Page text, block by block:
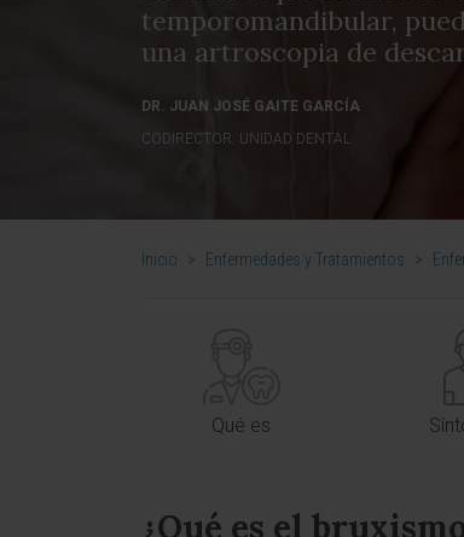
temporomandibular,
una artroscopia de
DR. JUAN JOSÉ GAITE GARCÍA
CODIRECTOR. UNIDAD DENTAL
Inicio > Enfermedades y Tratamientos >
Qué es
¿Qué es el